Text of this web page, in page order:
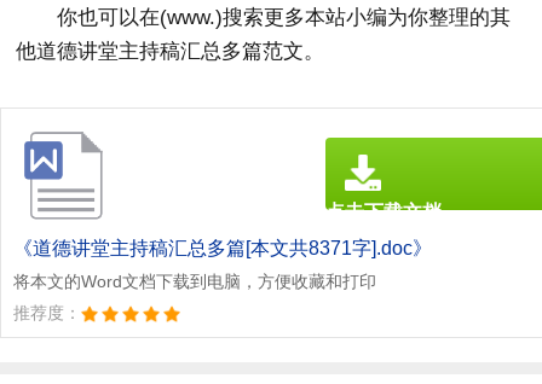
你也可以在(www.)搜索更多本站小编为你整理的其
他道德讲堂主持稿汇总多篇范文。
《道德讲堂主持稿汇总多篇[本文共8371字].doc》
将本文的Word文档下载到电脑，方便收藏和打印
推荐度：
点击下载文档
文档为doc格式